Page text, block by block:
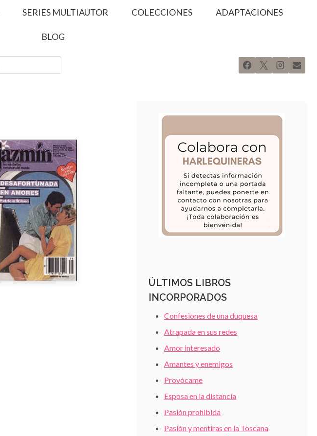
SERIES MULTIAUTOR COLECCIONES ADAPTACIONES
BLOG
ÚLTIMOS LIBROS
INCORPORADOS
Confesiones de una duquesa
Atrapada en sus redes
Amor interesado
Amantes y enemigos
Provócame
Esposa en la distancia
Pasión prohibida
Pasión y mentiras en la Toscana